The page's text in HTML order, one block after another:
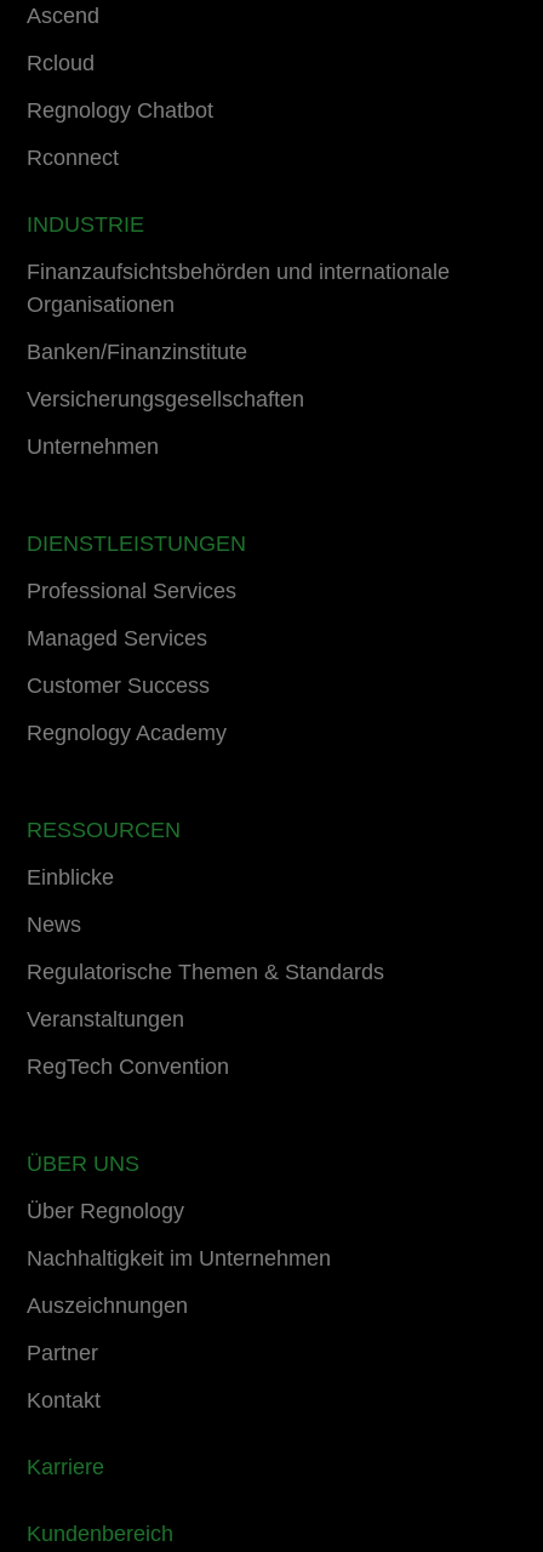
Ascend
Rcloud
Regnology Chatbot
Rconnect
INDUSTRIE
Finanzaufsichtsbehörden und internationale
Organisationen
Banken/Finanzinstitute
Versicherungsgesellschaften
Unternehmen
DIENSTLEISTUNGEN
Professional Services
Managed Services
Customer Success
Regnology Academy
RESSOURCEN
Einblicke
News
Regulatorische Themen & Standards
Veranstaltungen
RegTech Convention
ÜBER UNS
Über Regnology
Nachhaltigkeit im Unternehmen
Auszeichnungen
Partner
Kontakt
Karriere
Kundenbereich